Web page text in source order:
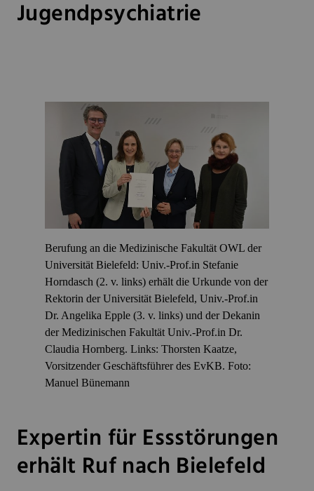
Jugendpsychiatrie
Berufung an die Medizinische Fakultät OWL der
Universität Bielefeld: Univ.-Prof.in Stefanie
Horndasch (2. v. links) erhält die Urkunde von der
Rektorin der Universität Bielefeld, Univ.-Prof.in
Dr. Angelika Epple (3. v. links) und der Dekanin
der Medizinischen Fakultät Univ.-Prof.in Dr.
Claudia Hornberg. Links: Thorsten Kaatze,
Vorsitzender Geschäftsführer des EvKB. Foto:
Manuel Bünemann
Expertin für Essstörungen
erhält Ruf nach Bielefeld